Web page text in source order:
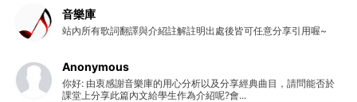
音樂庫
站內所有歌詞翻譯與介紹註解註明出處後皆可任意分享引用喔~
Anonymous
你好: 由衷感謝音樂庫的用心分析以及分享經典曲目，請問能否於
課堂上分享此篇內文給學生作為介紹呢?會...